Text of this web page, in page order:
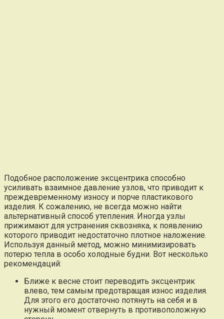
Подобное расположение эксцентрика способно
усиливать взаимное давление узлов, что приводит к
преждевременному износу и порче пластикового
изделия. К сожалению, не всегда можно найти
альтернативный способ утепления. Иногда узлы
прижимают для устранения сквозняка, к появлению
которого приводит недостаточно плотное наложение.
Используя данный метод, можно минимизировать
потерю тепла в особо холодные будни. Вот несколько
рекомендаций:
Ближе к весне стоит переводить эксцентрик
влево, тем самым предотвращая износ изделия.
Для этого его достаточно потянуть на себя и в
нужный момент отвернуть в противоположную